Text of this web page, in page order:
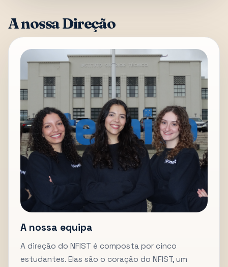
A nossa Direção
A nossa equipa
A direção do NFIST é composta por cinco
estudantes. Elas são o coração do NFIST, um